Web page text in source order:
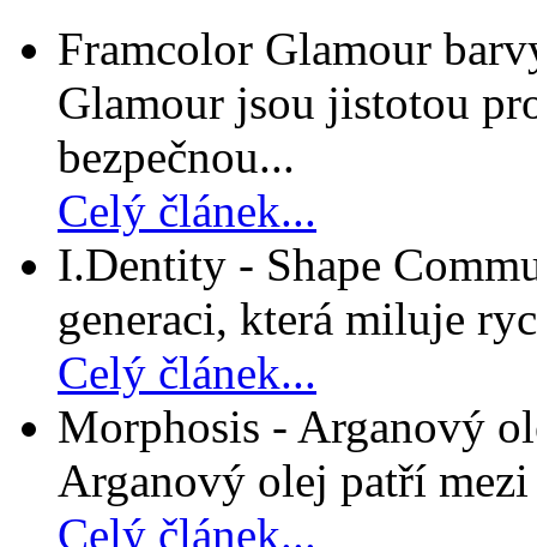
Framcolor Glamour
Glamour jsou jistotou
bezpečnou...
Celý článek...
I.Dentity - Shape
generaci, která miluje
Celý článek...
Morphosis - Arganový
Arganový olej patří
Celý článek...